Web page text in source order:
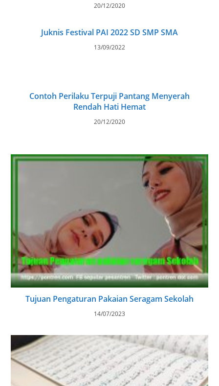
20/12/2020
Juknis Festival PAI 2022 SD SMP SMA
13/09/2022
Contoh Perilaku Terpuji Pantang Menyerah
Rendah Hati Hemat
20/12/2020
Tujuan Pengaturan Pakaian Seragam Sekolah
14/07/2023